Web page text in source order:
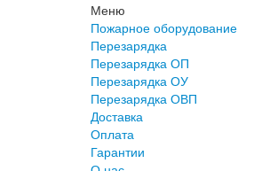
Меню
Пожарное оборудование
Перезарядка
Перезарядка ОП
Перезарядка ОУ
Перезарядка ОВП
Доставка
Оплата
Гарантии